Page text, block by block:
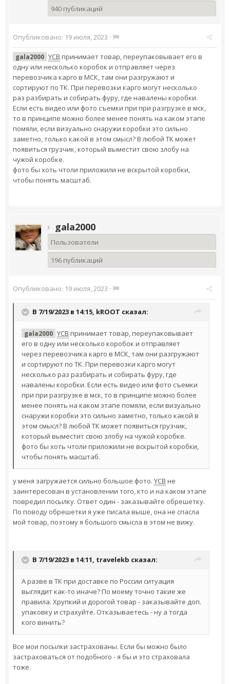
940 публикаций
Опубликовано: 19 июля, 2023 ·
gala2000 YCB принимает товар, переупаковывает его в
одну или несколько коробок и отправляет через
перевозчика карго в МСК, там они разгружают и
сортируют по ТК. При перевозки карго могут несколько
раз разбирать и собирать фуру, где навалены коробки.
Если есть видео или фото съемки при при разгрузке в мск,
то в принципе можно более менее понять на каком этапе
помяли, если визуально снаружи коробки это сильно
заметно, только какой в этом смысл? В любой ТК может
появиться грузчик, который выместит свою злобу на
чужой коробке.
фото бы хоть чтоли приложили не вскрытой коробки,
чтобы понять масштаб.
gala2000
Пользователи
196 публикаций
Опубликовано: 19 июля, 2023 ·
В 7/19/2023 в 14:15, kROOT сказал:
gala2000 YCB принимает товар, переупаковывает
его в одну или несколько коробок и отправляет
через перевозчика карго в МСК, там они разгружают
и сортируют по ТК. При перевозки карго могут
несколько раз разбирать и собирать фуру, где
навалены коробки. Если есть видео или фото съемки
при при разгрузке в мск, то в принципе можно более
менее понять на каком этапе помяли, если визуально
снаружи коробки это сильно заметно, только какой в
этом смысл? В любой ТК может появиться грузчик,
который выместит свою злобу на чужой коробке.
фото бы хоть чтоли приложили не вскрытой коробки,
чтобы понять масштаб.
у меня загружается сильно большое фото. YCB не
заинтересован в установлении того, кто и на каком этапе
повредил посылку. Ответ один - заказывайте обрешетку.
По поводу обрешетки я уже писала выше, она не спасла
мой товар, поэтому я большого смысла в этом не вижу.
В 7/19/2023 в 14:11, travelekb сказал:
А разве в ТК при доставке по России ситуация
выглядит как-то иначе? По моему точно такие же
правила. Хрупкий и дорогой товар - заказывайте доп.
упаковку и страхуйте. Отказываетесь - ну а тогда
кого винить?
Все мои посылки застрахованы. Если бы можно было
застраховаться от подобного - я бы и это страховала
тоже.